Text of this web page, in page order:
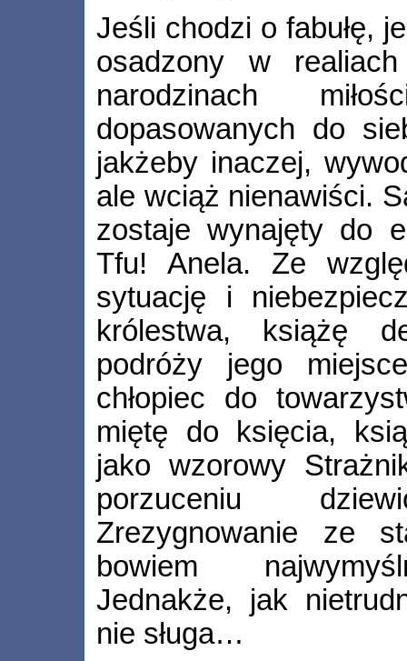
Jeśli chodzi o fabułę,
osadzony w
narodzinach
dopasowanych do
jakżeby inaczej,
ale wciąż nienawiści.
zostaje wynajęty do
Tfu! Anela. Ze
sytuację i
królestwa, książę
podróży jego
chłopiec do
miętę do księcia,
jako wzorowy
porzuceniu
Zrezygnowanie ze
bowiem
Jednakże, jak
nie sługa…